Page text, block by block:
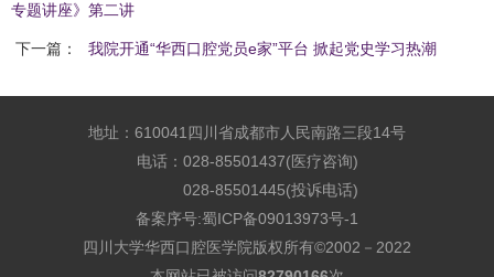
专题讲座》第二讲
下一篇： 我院开通“华西口腔党员e家”平台 掀起党史学习热潮
地址：610041四川省成都市人民南路三段14号
电话：028-85501437(医疗咨询)
028-85501445(投诉电话)
备案序号:蜀ICP备09013973号-1
四川大学华西口腔医学院版权所有©2002－2022